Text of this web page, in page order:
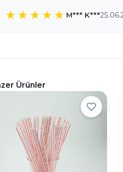
M*** K***
Ürünler